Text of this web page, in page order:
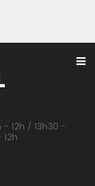
12h / 13h30 -